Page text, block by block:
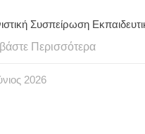
Συσπείρωση
Περισσότερα
2026